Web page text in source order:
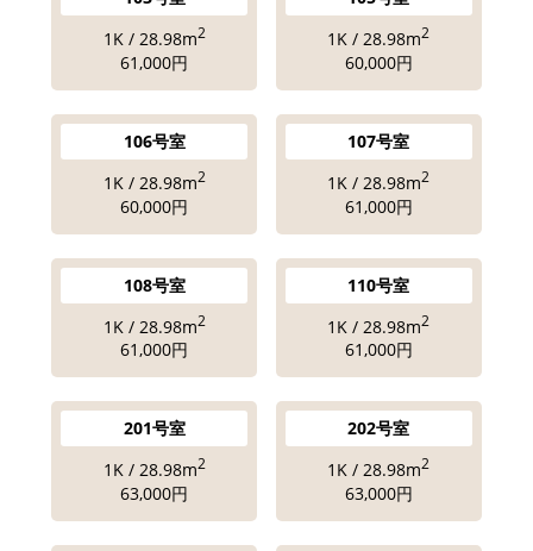
1K / 28.98m2
61,000円
1K / 28.98m2
60,000円
106号室
1K / 28.98m2
60,000円
107号室
1K / 28.98m2
61,000円
108号室
1K / 28.98m2
61,000円
110号室
1K / 28.98m2
61,000円
201号室
1K / 28.98m2
63,000円
202号室
1K / 28.98m2
63,000円